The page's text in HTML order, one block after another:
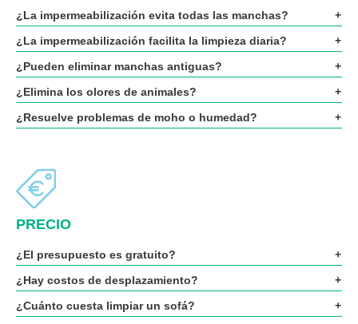
¿La impermeabilización evita todas las manchas?
¿La impermeabilización facilita la limpieza diaria?
¿Pueden eliminar manchas antiguas?
¿Elimina los olores de animales?
¿Resuelve problemas de moho o humedad?
PRECIO
¿El presupuesto es gratuito?
¿Hay costos de desplazamiento?
¿Cuánto cuesta limpiar un sofá?